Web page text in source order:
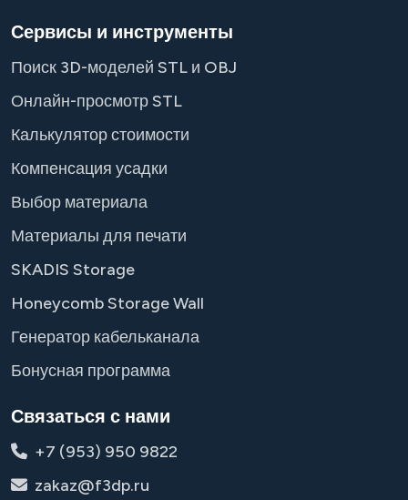
Сервисы и инструменты
Поиск 3D-моделей STL и OBJ
Онлайн-просмотр STL
Калькулятор стоимости
Компенсация усадки
Выбор материала
Материалы для печати
SKADIS Storage
Honeycomb Storage Wall
Генератор кабельканала
Бонусная программа
Связаться с нами
+7 (953) 950 9822
zakaz@f3dp.ru